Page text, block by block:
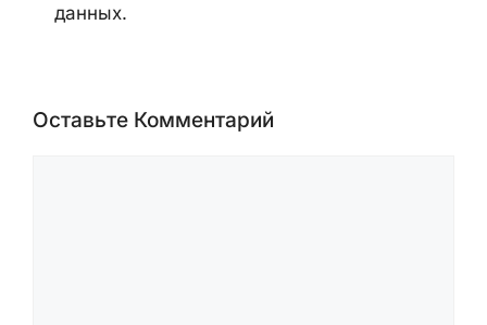
данных.
Оставьте Комментарий